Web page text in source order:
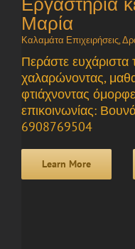
Εργαστήρια
Μαρία
Καλαμάτα Επιχειρήσεις,
Περάστε ευχάριστα
χαλαρώνοντας,
φτιάχνοντας
επικοινωνίας:
6908769504
Learn More